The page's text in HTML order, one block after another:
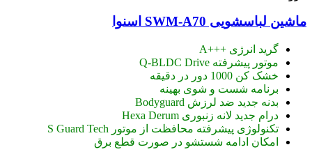
ماشین لباسشویی SWM-A70 اسنوا
گرید انرژی +++A
موتور پیشرفته Q-BLDC Drive
خشک کن 1000 دور در دقیقه
برنامه شست و شوی بهینه
بدنه جدید ضد لرزش Bodyguard
درام جدید لانه زنبوری Hexa Derum
تکنولوژی پیشرفته محافظت از موتور S Guard Tech
امکان ادامه شستشو در صورت قطع برق